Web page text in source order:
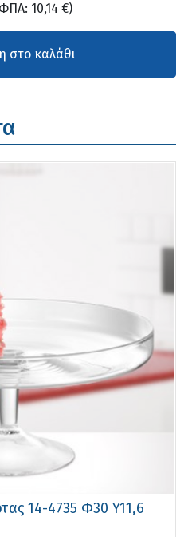
10,14 €)
14-4735 Φ30 Y11,6